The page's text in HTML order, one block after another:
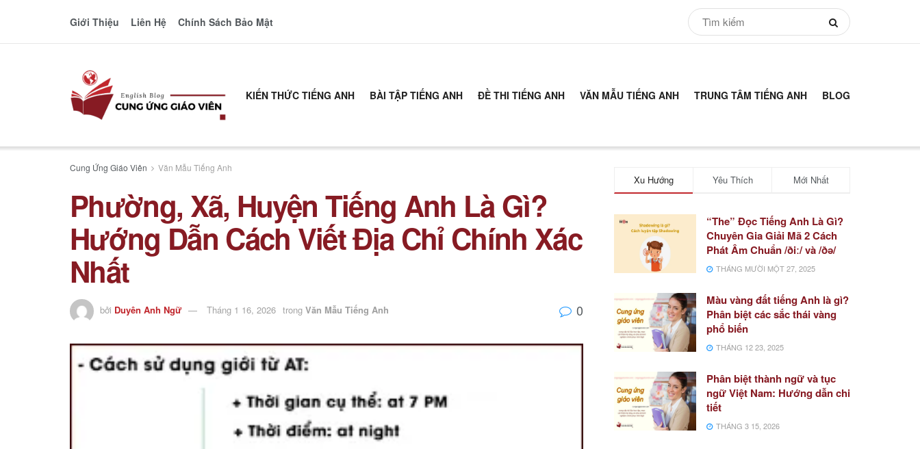
Giới Thiệu Liên Hệ Chính Sách Bảo Mật
KIẾN THỨC TIẾNG ANH BÀI TẬP TIẾNG ANH ĐỀ THI TIẾNG ANH VĂN MẪU TIẾNG ANH TRUNG TÂM TIẾNG ANH BLOG
Cung Ứng Giáo Viên Văn Mẫu Tiếng Anh
Phường, Xã, Huyện Tiếng Anh Là Gì?
Hướng Dẫn Cách Viết Địa Chỉ Chính Xác
Nhất
bởi Duyên Anh Ngữ Tháng 1 16, 2026 trong Văn Mẫu Tiếng Anh 0
Xu Hướng Yêu Thích Mới Nhất
“The” Đọc Tiếng Anh Là Gì?
Chuyên Gia Giải Mã 2 Cách
Phát Âm Chuẩn /ðiː/ và /ðə/
THÁNG MƯỜI MỘT 27, 2025
Màu vàng đất tiếng Anh là gì?
Phân biệt các sắc thái vàng
phổ biến
THÁNG 12 23, 2025
Phân biệt thành ngữ và tục
ngữ Việt Nam: Hướng dẫn chi
tiết
THÁNG 3 15, 2026